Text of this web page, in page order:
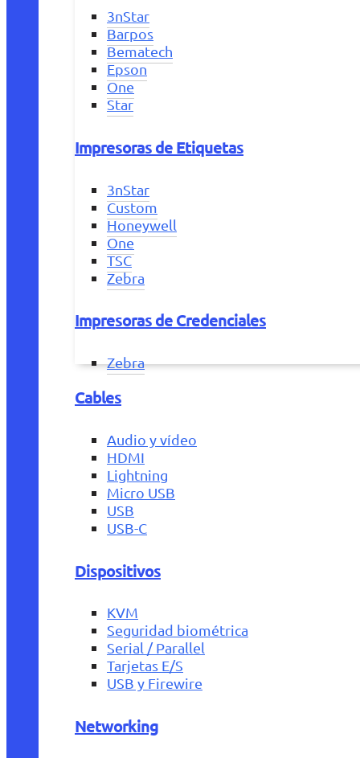
3nStar
Barpos
Bematech
Epson
One
Star
Impresoras de Etiquetas
3nStar
Custom
Honeywell
One
TSC
Zebra
Impresoras de Credenciales
Zebra
Cables
Audio y vídeo
HDMI
Lightning
Micro USB
USB
USB-C
Dispositivos
KVM
Seguridad biométrica
Serial / Parallel
Tarjetas E/S
USB y Firewire
Networking